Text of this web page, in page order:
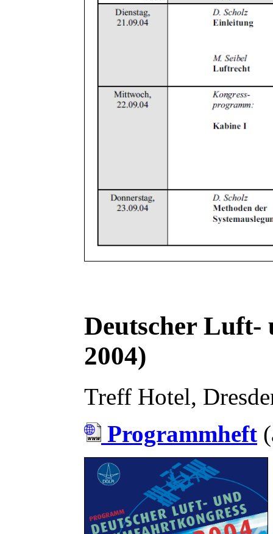
Deutscher Luft-
2004)
Treff Hotel,
Programmheft